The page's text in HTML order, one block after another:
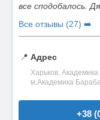
все сподобалось.
Все отзывы (27) ➡️
📍 Адрес
Харьков,
м.Академика
+38